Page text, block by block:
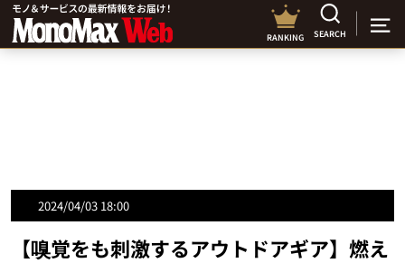
RANKING SEARCH
2024/04/03 18:00
【嗅覚をも刺激するアウトドアギア】燃え